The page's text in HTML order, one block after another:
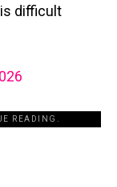
difficult
READING.